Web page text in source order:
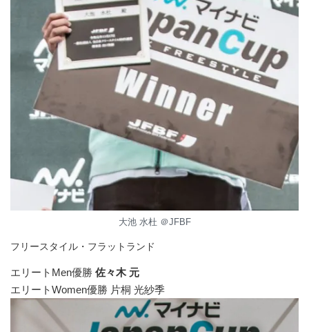
大池 水杜 ＠JFBF
フリースタイル・フラットランド
エリートMen優勝 佐々木 元
エリートWomen優勝 片桐 光紗季